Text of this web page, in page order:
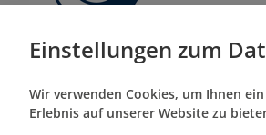
Termine/Orte
Einstellungen zum
Wir verwenden Cookies, um Ihnen
Erlebnis auf unserer Website zu